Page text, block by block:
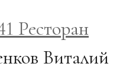
Ресторан
Виталий